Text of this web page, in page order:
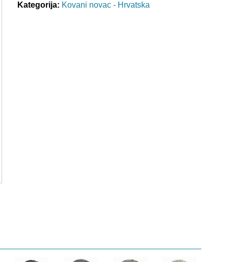
Kategorija: Kovani novac - Hrvatska